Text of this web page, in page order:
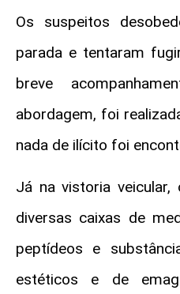
Os suspeitos
parada e tentaram
breve
abordagem, foi
nada de ilícito foi
Já na vistoria veicular,
diversas caixas de
peptídeos e
estéticos e de